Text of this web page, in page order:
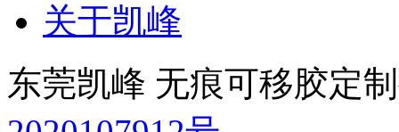
关于凯峰
东莞凯峰 无痕可移胶定